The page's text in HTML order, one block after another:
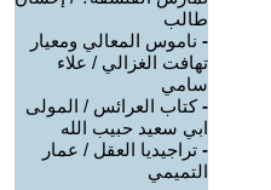
طالب
- ناموس المعالي ومعيار
تهافت الغزالي / علاء
سامي
-كتاب العرائس / المولى
ابي سعيد حبيب الله
- تراجيديا العقل / عمار
التميمي